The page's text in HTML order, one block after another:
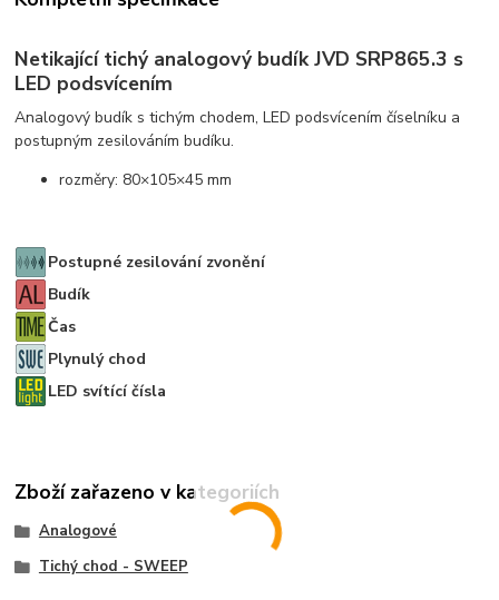
Netikající tichý analogový budík JVD SRP865.3 s
LED podsvícením
Analogový budík s tichým chodem, LED podsvícením číselníku a
postupným zesilováním budíku.
rozměry: 80×105×45 mm
Postupné zesilování zvonění
Budík
Čas
Plynulý chod
LED svítící čísla
Zboží zařazeno v kategoriích
Analogové
Tichý chod - SWEEP